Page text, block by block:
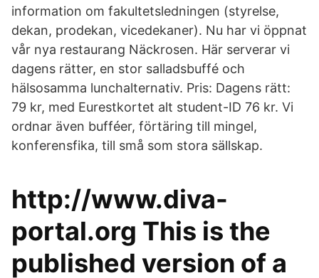
information om fakultetsledningen (styrelse,
dekan, prodekan, vicedekaner). Nu har vi öppnat
vår nya restaurang Näckrosen. Här serverar vi
dagens rätter, en stor salladsbuffé och
hälsosamma lunchalternativ. Pris: Dagens rätt:
79 kr, med Eurestkortet alt student-ID 76 kr. Vi
ordnar även bufféer, förtäring till mingel,
konferensfika, till små som stora sällskap.
http://www.diva-
portal.org This is the
published version of a